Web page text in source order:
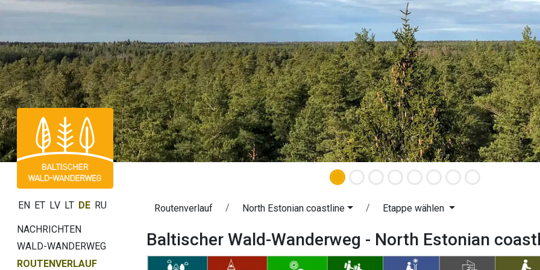
EN ET LV LT DE RU
NACHRICHTEN
WALD-WANDERWEG
ROUTENVERLAUF
Routenverlauf North Estonian coastline Etappe wählen
Baltischer Wald-Wanderweg - North Estonian